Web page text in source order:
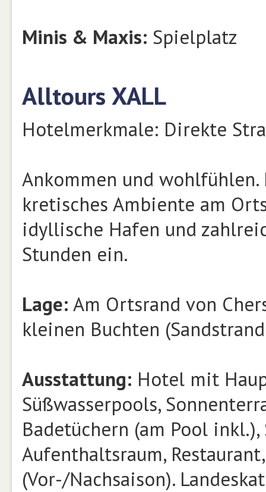
Minis & Maxis: Spielplatz
Alltours XALL
Hotelmerkmale: Direkte
Ankommen und
kretisches Ambiente am
idyllische Hafen und
Stunden ein.
Lage: Am Ortsrand von
kleinen Buchten
Ausstattung: Hotel mit
Süßwasserpools,
Badetüchern (am Pool inkl.),
Aufenthaltsraum,
(Vor-/Nachsaison).